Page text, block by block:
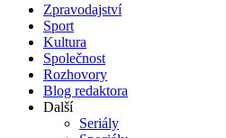
Zpravodajství
Sport
Kultura
Společnost
Rozhovory
Blog redaktora
Další
Seriály